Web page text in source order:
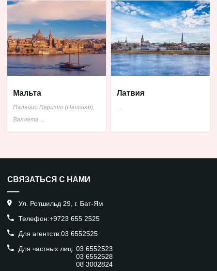
Мальта
Палацио Паризио (Нашшар),
Валлета ...
Латвия
...
СВЯЗАТЬСЯ С НАМИ
Ул. Ротшильд 29, г. Бат-Ям
Телефон:+9723 655 2525
Для агентств:03 6552525
Для частных лиц: 03 6552523
03 6552528
08 3002824